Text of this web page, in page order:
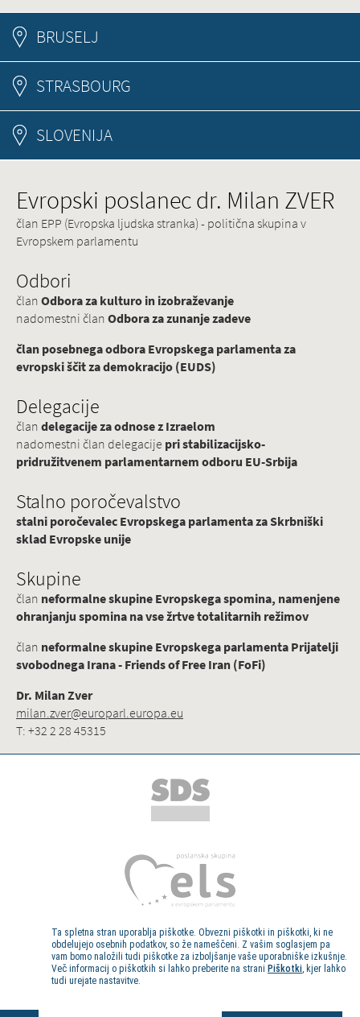
BRUSELJ
STRASBOURG
SLOVENIJA
Evropski poslanec dr. Milan ZVER
član EPP (Evropska ljudska stranka) - politična skupina v
Evropskem parlamentu
Odbori
članOdbora za kulturo in izobraževanje
nadomestni članOdbora za zunanje zadeve
član posebnega odbora Evropskega parlamenta za
evropski ščit za demokracijo (EUDS)
Delegacije
člandelegacije za odnose z Izraelom
nadomestni član delegacije pri stabilizacijsko-
pridružitvenem parlamentarnem odboru EU-Srbija
Stalno poročevalstvo
stalni poročevalec Evropskega parlamenta za Skrbniški
sklad Evropske unije
Skupine
član neformalne skupine Evropskega spomina, namenjene
ohranjanju spomina na vse žrtve totalitarnih režimov
član neformalne skupine Evropskega parlamenta Prijatelji
svobodnega Irana - Friends of Free Iran (FoFi)
Dr. Milan Zver
milan.zver@europarl.europa.eu
T: +32 2 28 45315
Ta spletna stran uporablja piškotke. Obvezni piškotki in piškotki, ki ne
obdelujejo osebnih podatkov, so že nameščeni. Z vašim soglasjem pa
vam bomo naložili tudi piškotke za izboljšanje vaše uporabniške izkušnje.
Več informacij o piškotkih si lahko preberite na strani Piškotki, kjer lahko
tudi urejate nastavitve.